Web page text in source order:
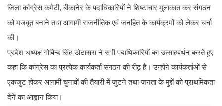
जिला कांग्रेस कमेटी, बीकानेर के पदाधिकारियों ने शिष्टाचार मुलाकात कर संगठन
को मजबूत बनाने तथा आगामी राजनीतिक एवं जनहित के कार्यक्रमों को लेकर चर्चा
की।
प्रदेश अध्यक्ष गोविन्द सिंह डोटासरा ने सभी पदाधिकारियों का उत्साहवर्धन करते हुए
कहा कि कांग्रेस का प्रत्येक कार्यकर्ता संगठन की रीढ़ है। उन्होंने कार्यकर्ताओं से
एकजुट होकर आगामी चुनावों की तैयारी में जुटने तथा जनता के मुद्दों को प्राथमिकता
देने का आह्वान किया।